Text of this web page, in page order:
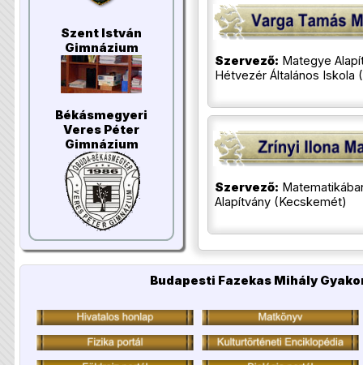
Szent István
Gimnázium
Békásmegyeri
Veres Péter
Gimnázium
Szervező: Mategye
Hétvezér Általános Iskola
Szervező:
Alapítvány (Kecskemét)
Budapesti Fazekas Mihály